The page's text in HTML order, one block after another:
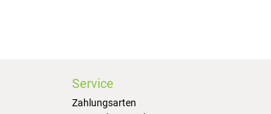
Service
Zahlungsarten